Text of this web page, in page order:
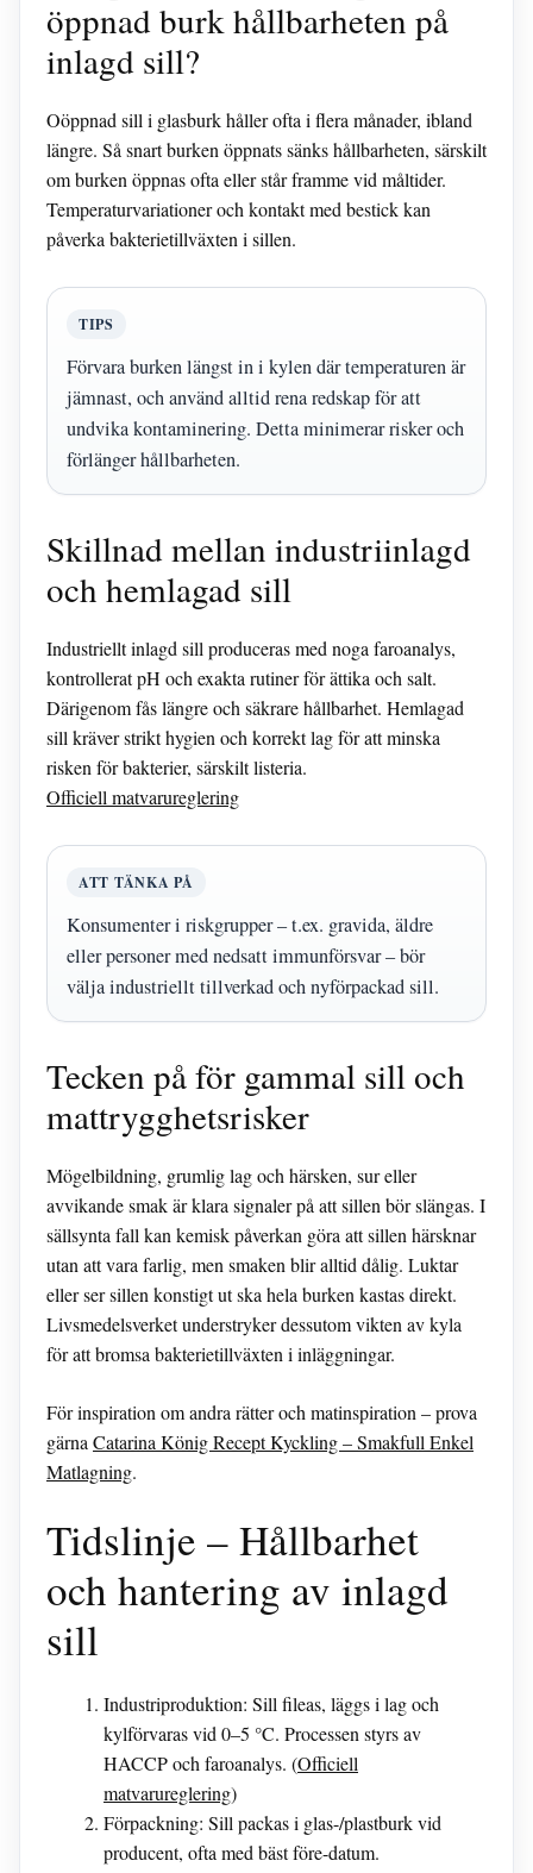
öppnad burk hållbarheten på
inlagd sill?
Oöppnad sill i glasburk håller ofta i flera månader, ibland
längre. Så snart burken öppnats sänks hållbarheten, särskilt
om burken öppnas ofta eller står framme vid måltider.
Temperaturvariationer och kontakt med bestick kan
påverka bakterietillväxten i sillen.
TIPS
Förvara burken längst in i kylen där temperaturen är
jämnast, och använd alltid rena redskap för att
undvika kontaminering. Detta minimerar risker och
förlänger hållbarheten.
Skillnad mellan industriinlagd
och hemlagad sill
Industriellt inlagd sill produceras med noga faroanalys,
kontrollerat pH och exakta rutiner för ättika och salt.
Därigenom fås längre och säkrare hållbarhet. Hemlagad
sill kräver strikt hygien och korrekt lag för att minska
risken för bakterier, särskilt listeria.
Officiell matvarureglering
ATT TÄNKA PÅ
Konsumenter i riskgrupper – t.ex. gravida, äldre
eller personer med nedsatt immunförsvar – bör
välja industriellt tillverkad och nyförpackad sill.
Tecken på för gammal sill och
mattrygghetsrisker
Mögelbildning, grumlig lag och härsken, sur eller
avvikande smak är klara signaler på att sillen bör slängas. I
sällsynta fall kan kemisk påverkan göra att sillen härsknar
utan att vara farlig, men smaken blir alltid dålig. Luktar
eller ser sillen konstigt ut ska hela burken kastas direkt.
Livsmedelsverket understryker dessutom vikten av kyla
för att bromsa bakterietillväxten i inläggningar.
För inspiration om andra rätter och matinspiration – prova
gärna Catarina König Recept Kyckling – Smakfull Enkel
Matlagning.
Tidslinje – Hållbarhet
och hantering av inlagd
sill
Industriproduktion: Sill fileas, läggs i lag och
kylförvaras vid 0–5 °C. Processen styrs av
HACCP och faroanalys. (Officiell
matvarureglering)
Förpackning: Sill packas i glas-/plastburk vid
producent, ofta med bäst före-datum.